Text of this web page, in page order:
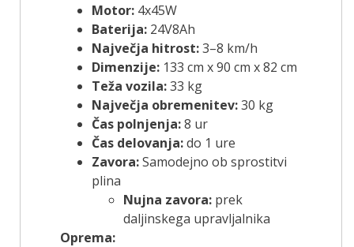
Motor: 4x45W
Baterija: 24V8Ah
Največja hitrost:3–8 km/h
Dimenzije: 133 cm x 90 cm x 82 cm
Teža vozila:33 kg
Največja obremenitev:30 kg
Čas polnjenja:8 ur
Čas delovanja:do 1 ure
Zavora:Samodejno ob sprostitvi
plina
Nujna zavora: prek
daljinskega upravljalnika
Oprema: